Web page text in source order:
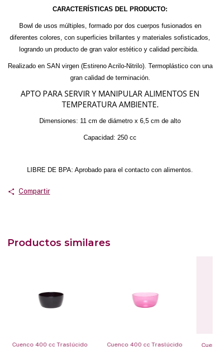
CARACTERÍSTICAS DEL PRODUCTO:
Bowl de usos múltiples, formado por dos cuerpos fusionados en
diferentes colores, con superficies brillantes y materiales sofisticados,
logrando un producto de gran valor estético y calidad percibida.
Realizado en SAN virgen (Estireno Acrilo-Nitrilo). Termoplástico con una
gran calidad de terminación.
APTO PARA SERVIR Y MANIPULAR ALIMENTOS EN
TEMPERATURA AMBIENTE.
Dimensiones: 11 cm de diámetro x 6,5 cm de alto
Capacidad: 250 cc
LIBRE DE BPA: Aprobado para el contacto con alimentos.
Compartir
Productos similares
Cuenco 400 cc Traslúcido
Cuenco 400 cc Traslúcido